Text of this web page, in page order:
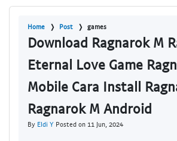
Home Post games
Download Ragnarok M
Eternal Love Game
Mobile Cara Install
Ragnarok M Android
By Eldi Y Posted on 11 Jun, 2024